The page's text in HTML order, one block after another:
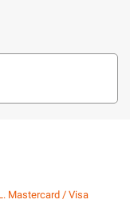
Mastercard / Visa